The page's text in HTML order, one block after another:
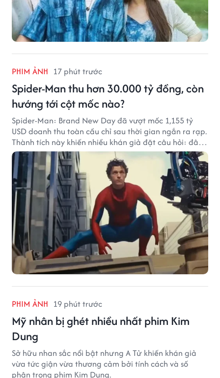
PHIM ẢNH 17 phút trước
Spider-Man thu hơn 30.000 tỷ đồng, còn
hướng tới cột mốc nào?
Spider-Man: Brand New Day đã vượt mốc 1,155 tỷ
USD doanh thu toàn cầu chỉ sau thời gian ngắn ra rạp.
Thành tích này khiến nhiều khán giả đặt câu hỏi: đâu
sẽ là cột mốc tiếp theo của Người Nhện?
PHIM ẢNH 19 phút trước
Mỹ nhân bị ghét nhiều nhất phim Kim
Dung
Sở hữu nhan sắc nổi bật nhưng A Tử khiến khán giả
vừa tức giận vừa thương cảm bởi tính cách và số
phận trong phim Kim Dung.